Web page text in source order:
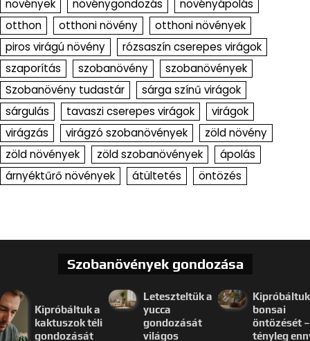
növények növénygondozás
növényápolás
otthon
otthoni növény
otthoni növények
piros virágú növény
rózsaszín cserepes virágok
szaporítás
szobanövény
szobanövények
Szobanövény tudastár
sárga színű virágok
sárgulás
tavaszi cserepes virágok
virágok
virágzás
virágzó szobanövények
zöld növény
zöld növények
zöld szobanövények
ápolás
árnyéktűrő növények
átültetés öntözés
Szobanövények gondozása
Kipróbáltuk a
kaktuszok téli
gondozását
Leteszteltük a
yucca
gondozását
világos
bonsai
öntözését –
tényleg